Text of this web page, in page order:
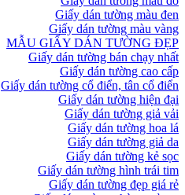
Giấy dán tường màu đen
Giấy dán tường màu vàng
MẪU GIẤY DÁN TƯỜNG ĐẸP
Giấy dán tường bán chạy nhất
Giấy dán tường cao cấp
Giấy dán tường cổ điển, tân cổ điển
Giấy dán tường hiện đại
Giấy dán tường giả vải
Giấy dán tường hoa lá
Giấy dán tường giả da
Giấy dán tường kẻ sọc
Giấy dán tường hình trái tim
Giấy dán tường đẹp giá rẻ